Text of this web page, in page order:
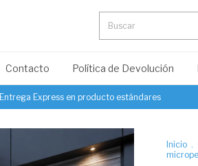
Contacto Política de Devolución
Entrega Express en producto estándares
Inicio .